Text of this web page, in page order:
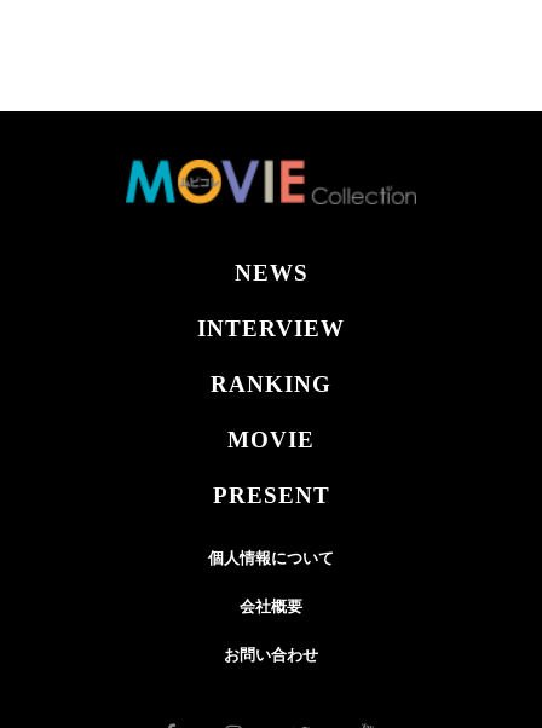
NEWS
INTERVIEW
RANKING
MOVIE
PRESENT
個人情報について
会社概要
お問い合わせ